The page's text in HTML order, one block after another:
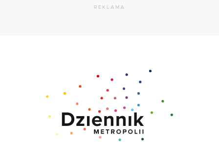
REKLAMA